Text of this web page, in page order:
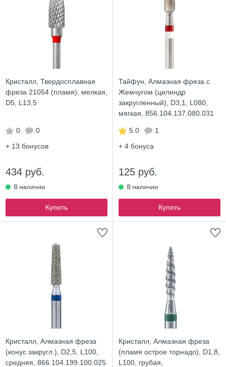
Кристалл, Твердосплавная
фреза 21054 (пламя), мелкая,
D5, L13,5
0
0
+ 13 бонусов
434 руб.
Купить
Тайфун, Алмазная фреза с
Жемчугом (цилиндр
закругленный), D3,1, L080,
мягкая, 856.104.137.080.031
5.0
1
+ 4 бонуса
125 руб.
Купить
Кристалл, Алмазная фреза
(конус закругл.), D2,5, L100,
средняя, 866.104.199.100.025
Кристалл, Алмазная фреза
(пламя острое торнадо), D1,8,
L100, грубая,